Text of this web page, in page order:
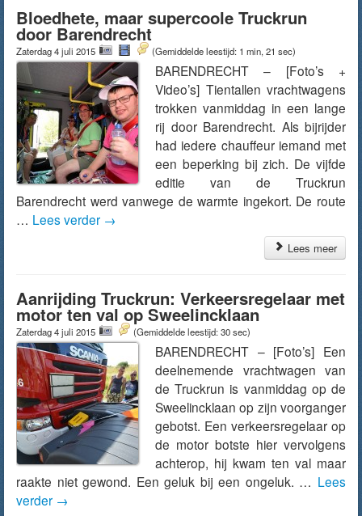
Bloedhete, maar supercoole Truckrun
door Barendrecht
Zaterdag 4 juli 2015 (Gemiddelde leestijd: 1 min, 21 sec)
BARENDRECHT – [Foto’s +
Video’s] Tientallen vrachtwagens
trokken vanmiddag in een lange
rij door Barendrecht. Als bijrijder
had iedere chauffeur iemand met
een beperking bij zich. De vijfde
editie van de Truckrun
Barendrecht werd vanwege de warmte ingekort. De route
… Lees verder →
Lees meer
Aanrijding Truckrun: Verkeersregelaar met
motor ten val op Sweelincklaan
Zaterdag 4 juli 2015 (Gemiddelde leestijd: 30 sec)
BARENDRECHT – [Foto’s] Een
deelnemende vrachtwagen van
de Truckrun is vanmiddag op de
Sweelincklaan op zijn voorganger
gebotst. Een verkeersregelaar op
de motor botste hier vervolgens
achterop, hij kwam ten val maar
raakte niet gewond. Een geluk bij een ongeluk. … Lees
verder →